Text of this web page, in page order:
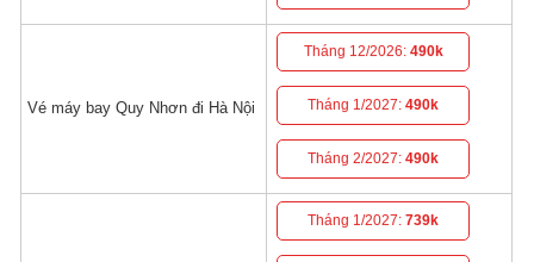
Vé máy bay Quy Nhơn đi Hà Nội
Tháng 12/2026: 490k
Tháng 1/2027:490k
Tháng 2/2027:490k
Tháng 1/2027:739k